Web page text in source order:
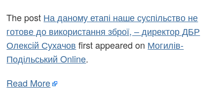
The post На даному етапі наше суспільство не
готове до використання зброї, – директор ДБР
Олексій Сухачов first appeared on Могилів-
Подільський Online.
Read More